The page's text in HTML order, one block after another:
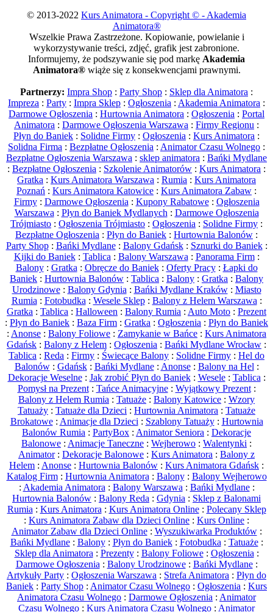
© 2013-2022 Kurs Animatora - Copyright © - Akademia
Animatora®
Wszelkie Prawa Zastrzeżone. Kopiowanie, powielanie i
wykorzystywanie treści, zdjęć, grafik jest zabronione.
Informujemy, że podszywanie się pod markę Akademia
Animatora®wiąże się z konsekwencjami prawnymi.
Partnerzy: Impra Shop : Party Shop : Sklep dla Animatora :
Impreza : Party : Impra Sklep : Ogłoszenia : Akademia Animatora :
Darmowe Ogłoszenia : Hurtownia Animatora : Ogłoszenia : Portal
Animatora : Darmowe Ogłoszenia Warszawa : Firmy Regionu :
Płyn do Baniek : Solidne Firmy : Ogłoszenia : Kurs Animatora :
Solidna Firma : Bezpłatne Ogłoszenia : Animator Czasu Wolnego :
Bezpłatne Ogłoszenia Warszawa : sklep animatora : Bańki Mydlane
: Bezpłatne Ogłoszenia : Szkolenie Animatorów : Kurs Animatora :
Gratka : Kurs Animatora Warszawa : Rumia : Kurs Animatora
Poznań : Kurs Animatora Katowice : Kurs Animatora Zabaw :
Firmy: Darmowe Ogłoszenia : Kupony Rabatowe: Ogłoszenia
Warszawa : Płyn do Baniek Mydlanych : Darmowe Ogłoszenia
Trójmiasto : Ogłoszenia Trójmiasto : Ogłoszenia : Solidne Firmy :
Bezpłatne Ogłoszenia : Płyn do Baniek : Hurtownia Balonów :
Party Shop: Bańki Mydlane: Balony Gdańsk: Sznurki do Baniek:
Kijki do Baniek: Tablica : Balony Warszawa : Panorama Firm:
Balony: Gratka : Obręcze do Baniek: Oferty Pracy: Łapki do
Baniek : Hurtownia Balonów : Tablica : Balony : Gratka : Balony
Urodzinowe: Balony Gdynia : Bańki Mydlane Kraków: Miasto
Rumia : Fotobudka : Wesele Sklep: Balony z Helem Warszawa :
Gratka : Tablica : Halloween : Balony Rumia : Auto Moto : Prezent
: Płyn do Baniek : Baza Firm : Gratka : Ogłoszenia : Płyn do Baniek
: Anonse : Balony Foliowe : Zamykanie w Bańce : Kurs Animatora
Gdańsk : Balony z Helem : Ogłoszenia : Bańki Mydlane Wrocław :
Tablica : Reda : Firmy : Świecące Balony : Solidne Firmy : Hel do
Balonów: Gdańsk: Bańki Mydlane: Anonse: Balony na Hel :
Dekoracje Weselne: Jak zrobić Płyn do Baniek: Wesele: Tablica :
Pomysł na Prezent: Tańce Animacyjne: Wyjątkowy Prezent:
Balony z Helem Rumia : Tatuaże : Balony Katowice : Wzory
Tatuaży : Tatuaże dla Dzieci : Hurtownia Animatora : Tatuaże
Brokatowe: Animacje dla Dzieci : Szablony Tatuaży: Hurtownia
Balonów Rumia : PartyBox : Animator Seniora : Dekoracje
Balonowe : Animacje Taneczne : Wejherowo : Walentynki :
Animator: Dekoracje Balonowe : Kurs Animatora : Balony z
Helem : Anonse : Hurtownia Balonów : Kurs Animatora Gdańsk :
Katalog Firm: Hurtownia Animatora : Balony: Balony Wejherowo
: Akademia Animatora : Balony Warszawa : Bańki Mydlane:
Hurtownia Balonów : Balony Reda : Gdynia : Sklep z Balonami
Rumia : Kurs Animatora : Kurs Animatora Online: Polecany Sklep
: Kurs Animatora Zabaw dla Dzieci Online : Kurs Online :
Animator Zabaw dla Dzieci Online: Wyszukiwarka Produktów:
Bańki Mydlane: Balony: Płyn do Baniek: Fotobudka : Tatuaże:
Sklep dla Animatora : Prezenty: Balony Foliowe: Ogłoszenia :
Darmowe Ogłoszenia : Balony Urodzinowe: Bańki Mydlane:
Artykuły Party : Ogłoszenia Warszawa : Strefa Animatora : Płyn do
Baniek : Party Shop : Animator Czasu Wolnego : Ogłoszenia : Kurs
Animatora Czasu Wolnego : Darmowe Ogłoszenia : Animator
Czasu Wolnego : Kurs Animatora Czasu Wolnego : Animator